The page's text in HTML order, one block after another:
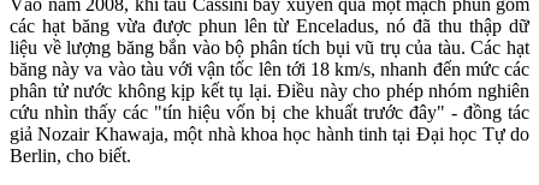
Vào năm 2008, khi tàu Cassini bay xuyên qua một mạch phun gồm
các hạt băng vừa được phun lên từ Enceladus, nó đã thu thập dữ
liệu về lượng băng bắn vào bộ phân tích bụi vũ trụ của tàu. Các hạt
băng này va vào tàu với vận tốc lên tới 18 km/s, nhanh đến mức các
phân tử nước không kịp kết tụ lại. Điều này cho phép nhóm nghiên
cứu nhìn thấy các "tín hiệu vốn bị che khuất trước đây" - đồng tác
giả Nozair Khawaja, một nhà khoa học hành tinh tại Đại học Tự do
Berlin, cho biết.